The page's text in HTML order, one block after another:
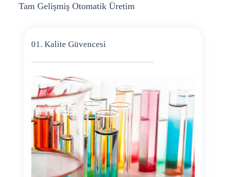
Tam Gelişmiş Otomatik Üretim
01. Kalite Güvencesi